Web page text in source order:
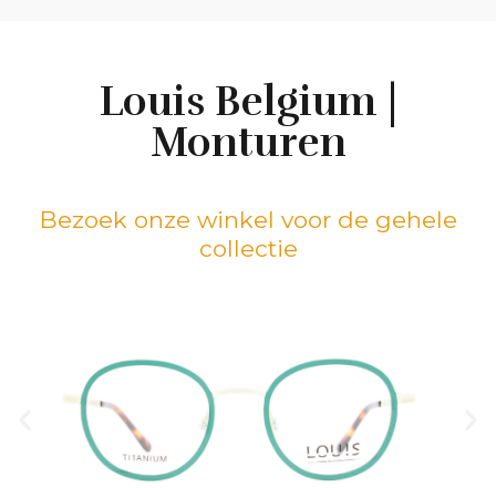
Louis Belgium |
Monturen
Bezoek onze winkel voor de gehele
collectie